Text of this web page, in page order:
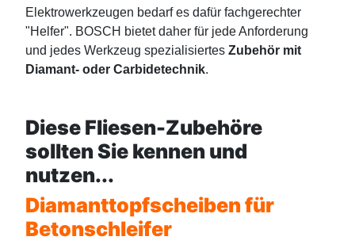
Elektrowerkzeugen bedarf es dafür fachgerechter
"Helfer". BOSCH bietet daher für jede Anforderung
und jedes Werkzeug spezialisiertes Zubehör mit
Diamant- oder Carbidetechnik.
Diese Fliesen-Zubehöre
sollten Sie kennen und
nutzen...
Diamanttopfscheiben für
Betonschleifer